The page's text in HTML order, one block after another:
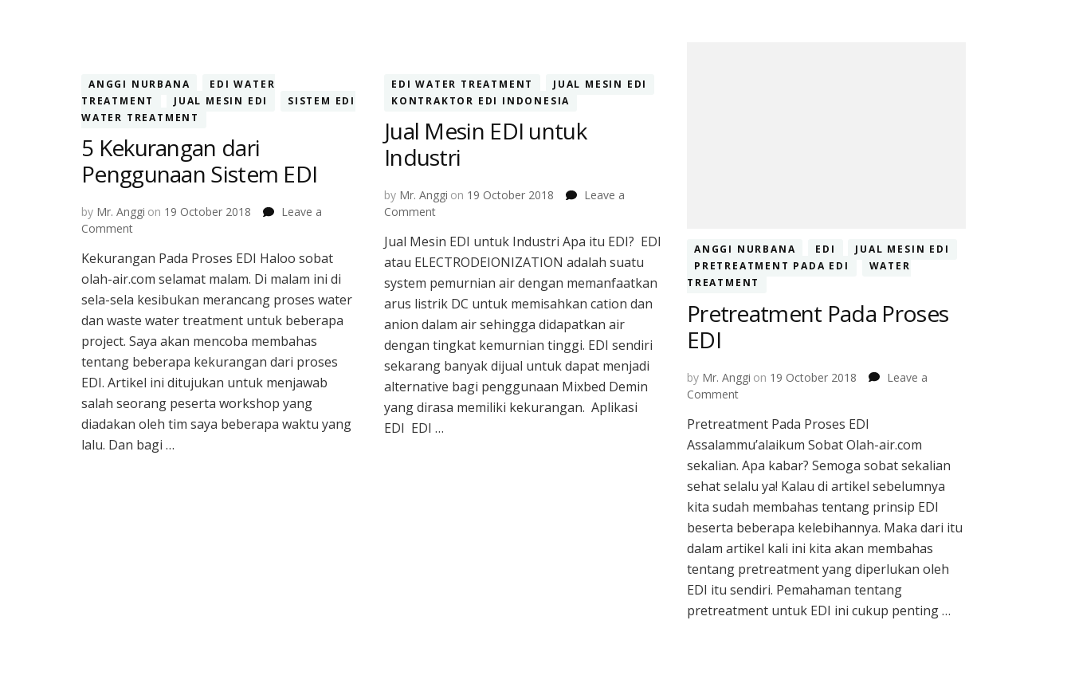
ANGGI NURBANA
EDI WATER
TREATMENT
JUAL MESIN EDI
SISTEM EDI
WATER TREATMENT
5 Kekurangan dari
Penggunaan Sistem EDI
by Mr. Anggi on 19 October 2018
Leave a
Commenton
Kekurangan
dari
Penggunaan
EDI
Kekurangan Pada Proses EDI Haloo sobat
olah-air.com selamat malam. Di malam ini di
sela-sela kesibukan merancang proses water
dan waste water treatment untuk beberapa
project. Saya akan mencoba membahas
tentang beberapa kekurangan dari proses
EDI. Artikel ini ditujukan untuk menjawab
salah seorang peserta workshop yang
diadakan oleh tim saya beberapa waktu yang
lalu. Dan bagi …
EDI WATER TREATMENT
JUAL MESIN EDI
KONTRAKTOR EDI INDONESIA
Jual Mesin EDI untuk
Industri
by Mr. Anggi on 19 October 2018
Leave a
Commenton
Mesin
EDI
untuk
Jual Mesin EDI untuk Industri Apa itu EDI? EDI
atau ELECTRODEIONIZATION adalah suatu
system pemurnian air dengan memanfaatkan
arus listrik DC untuk memisahkan cation dan
anion dalam air sehingga didapatkan air
dengan tingkat kemurnian tinggi. EDI sendiri
sekarang banyak dijual untuk dapat menjadi
alternative bagi penggunaan Mixbed Demin
yang dirasa memiliki kekurangan. Aplikasi
EDI EDI …
ANGGI NURBANA EDI
JUAL MESIN EDI
PRETREATMENT PADA EDI
WATER
TREATMENT
Pretreatment Pada Proses
EDI
by Mr. Anggi on 19 October 2018
Leave a
Commenton
Pada
Proses
EDI
Pretreatment Pada Proses EDI
Assalammu’alaikum Sobat Olah-air.com
sekalian. Apa kabar? Semoga sobat sekalian
sehat selalu ya! Kalau di artikel sebelumnya
kita sudah membahas tentang prinsip EDI
beserta beberapa kelebihannya. Maka dari itu
dalam artikel kali ini kita akan membahas
tentang pretreatment yang diperlukan oleh
EDI itu sendiri. Pemahaman tentang
pretreatment untuk EDI ini cukup penting …